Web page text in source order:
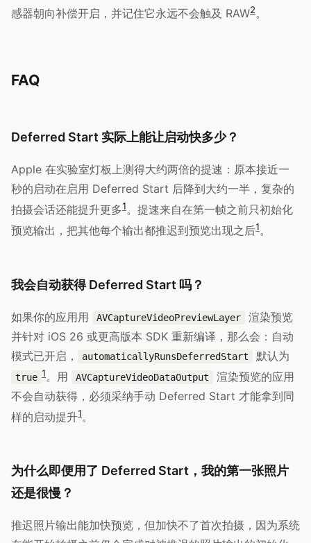
感器朝向补偿开启，并记住它永远不会触及 RAW2。
FAQ
Deferred Start 实际上能让启动快多少？
Apple 在实验室灯板上测得大约两倍的提速：原本接近一
秒的启动在启用 Deferred Start 后降到大约一半，复杂的
拍摄会话还能提升更多1。提速来自在第一帧之前只初始化
预览输出，把其他每个输出都推迟到预览出现之后1。
我会自动获得 Deferred Start 吗？
如果你的应用用 AVCaptureVideoPreviewLayer
渲染预览
并针对 iOS 26 或更高版本 SDK 重新编译，那么会：自动
模式已开启，
automaticallyRunsDeferredStart 默认为
true 1。用 AVCaptureVideoDataOutput
渲染预览的应用
不会自动获得，必须采纳手动 Deferred Start 才能拿到同
样的启动提升1。
为什么即便用了 Deferred Start，我的第一张照片
还是很慢？
推迟照片输出能加快预览，但加快不了首次拍摄，因为系统